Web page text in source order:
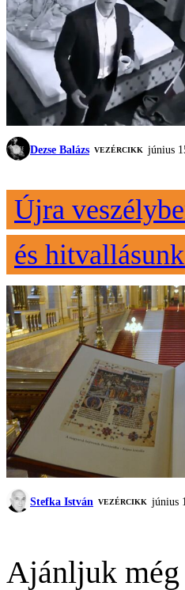
Dezse Balázs VEZÉRCIKK június
Újra
és
Stefka István VEZÉRCIKK június
Ajánljuk még